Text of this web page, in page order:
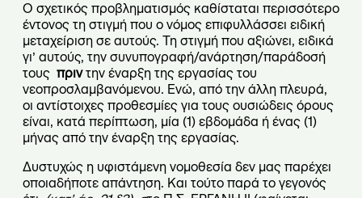
Ο σχετικός προβληματισμός καθίσταται περισσότερο
έντονος τη στιγμή που ο νόμος επιφυλλάσσει ειδική
μεταχείριση σε αυτούς. Τη στιγμή που αξιώνει, ειδικά
γι’ αυτούς, την συνυπογραφή/ανάρτηση/παράδοσή
τους πριντην έναρξη της εργασίας του
νεοπροσλαμβανόμενου. Ενώ, από την άλλη πλευρά,
οι αντίστοιχες προθεσμίες για τους ουσιώδεις όρους
είναι, κατά περίπτωση, μία (1) εβδομάδα ή ένας (1)
μήνας από την έναρξη της εργασίας.
Δυστυχώς η υφιστάμενη νομοθεσία δεν μας παρέχει
οποιαδήποτε απάντηση. Και τούτο παρά το γεγονός